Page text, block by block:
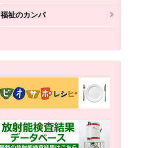
福祉のカンパ